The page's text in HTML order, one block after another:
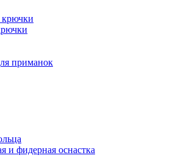
приманок
и фидерная оснастка